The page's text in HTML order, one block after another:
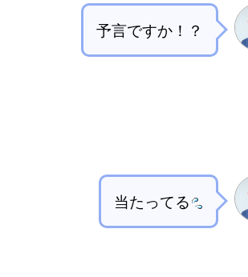
予言ですか！？
当たってる